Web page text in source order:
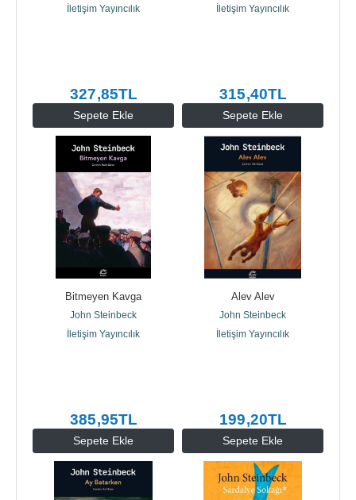
Sepete Ekle
İletişim Yayıncılık
327,85TL
Sepete Ekle
İletişim Yayıncılık
315,40TL
Sepete Ekle
Bitmeyen Kavga
John Steinbeck
İletişim Yayıncılık
385,95TL
Sepete Ekle
Alev Alev
John Steinbeck
İletişim Yayıncılık
199,20TL